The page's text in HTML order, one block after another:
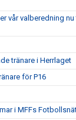
vår valberedning nu
tränare i Herrlaget
för P16
i MFFs